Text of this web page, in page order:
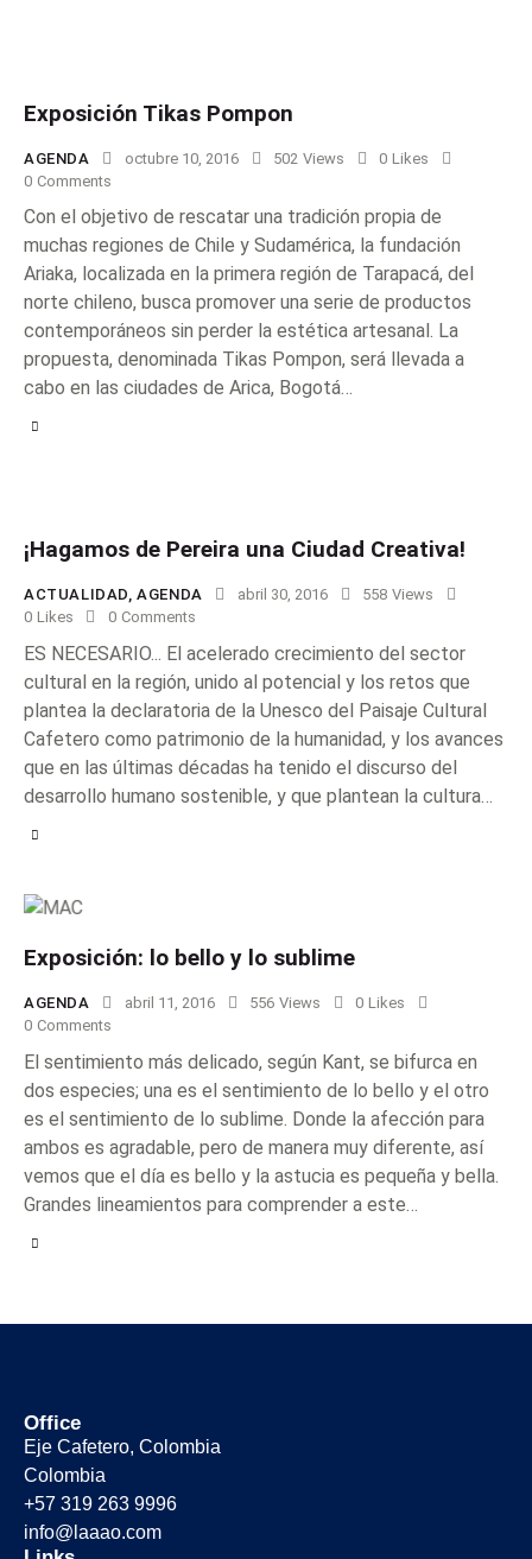
Exposición Tikas Pompon
AGENDA octubre 10, 2016 502 Views 0 Likes
0 Comments
Con el objetivo de rescatar una tradición propia de
muchas regiones de Chile y Sudamérica, la fundación
Ariaka, localizada en la primera región de Tarapacá, del
norte chileno, busca promover una serie de productos
contemporáneos sin perder la estética artesanal. La
propuesta, denominada Tikas Pompon, será llevada a
cabo en las ciudades de Arica, Bogotá…
¡Hagamos de Pereira una Ciudad Creativa!
ACTUALIDAD,AGENDA abril 30, 2016 558 Views
0 Likes 0 Comments
ES NECESARIO... El acelerado crecimiento del sector
cultural en la región, unido al potencial y los retos que
plantea la declaratoria de la Unesco del Paisaje Cultural
Cafetero como patrimonio de la humanidad, y los avances
que en las últimas décadas ha tenido el discurso del
desarrollo humano sostenible, y que plantean la cultura…
Exposición: lo bello y lo sublime
AGENDA abril 11, 2016 556 Views 0 Likes
0 Comments
El sentimiento más delicado, según Kant, se bifurca en
dos especies; una es el sentimiento de lo bello y el otro
es el sentimiento de lo sublime. Donde la afección para
ambos es agradable, pero de manera muy diferente, así
vemos que el día es bello y la astucia es pequeña y bella.
Grandes lineamientos para comprender a este…
Office
Eje Cafetero, Colombia
Colombia
+57 319 263 9996
info@laaao.com